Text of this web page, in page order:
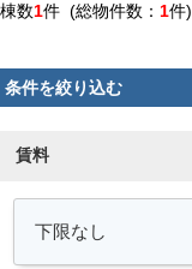
棟数1件 (総物件数： 1件)
条件を絞り込む
賃料